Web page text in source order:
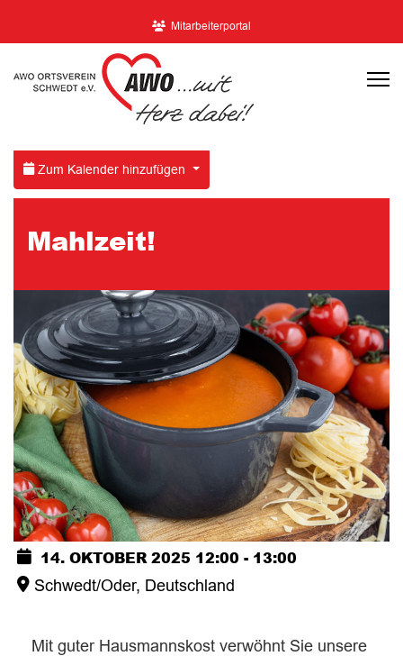
Mitarbeiterportal
Zum Kalender hinzufügen
Mahlzeit!
14. OKTOBER 2025 12:00 - 13:00
Schwedt/Oder, Deutschland
Mit guter Hausmannskost verwöhnt Sie unsere